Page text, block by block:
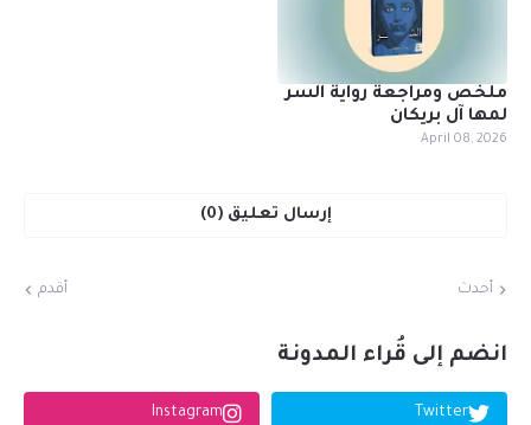
ملخص ومراجعة رواية السر
لمها آل بريكان
April 08, 2026
إرسال تعليق (0)
أحدث أقدم
انضم إلى قُراء المدونة
Twitter
Instagram